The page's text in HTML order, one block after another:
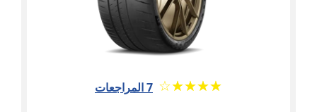
★★★★★
☆☆☆☆☆ 7 المراجعات